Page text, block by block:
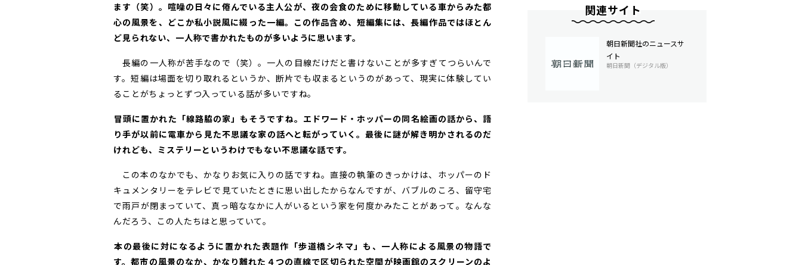
ます（笑）。喧噪の日々に倦んでいる主人公が、夜の会食のために移動している車からみた都
心の風景を、どこか私小説風に綴った一編。この作品含め、短編集には、長編作品ではほとん
ど見られない、一人称で書かれたものが多いように思います。
長編の一人称が苦手なので（笑）。一人の目線だけだと書けないことが多すぎてつらいんで
す。短編は場面を切り取れるというか、断片でも収まるというのがあって、現実に体験してい
ることがちょっとずつ入っている話が多いですね。
――冒頭に置かれた「線路脇の家」もそうですね。エドワード・ホッパーの同名絵画の話から、語
り手が以前に電車から見た不思議な家の話へと転がっていく。最後に謎が解き明かされるのだ
けれども、ミステリーというわけでもない不思議な話です。
この本のなかでも、かなりお気に入りの話ですね。直接の執筆のきっかけは、ホッパーのド
キュメンタリーをテレビで見ていたときに思い出したからなんですが、バブルのころ、留守宅
で雨戸が閉まっていて、真っ暗ななかに人がいるという家を何度かみたことがあって。なんな
んだろう、この人たちはと思っていて。
――本の最後に対になるように置かれた表題作「歩道橋シネマ」も、一人称による風景の物語で
す。都市の風景のなか、かなり離れた４つの直線で区切られた空間が映画館のスクリーンのよ
関連サイト
朝日新聞社のニュースサ
イト
朝日新聞（デジタル版）